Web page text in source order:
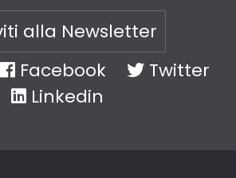
alla Newsletter
Facebook
Twitter
Linkedin